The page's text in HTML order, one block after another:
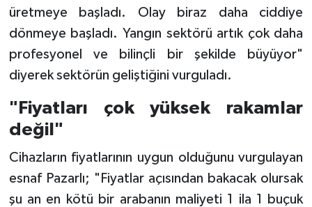
üretmeye başladı. Olay biraz daha ciddiye
dönmeye başladı. Yangın sektörü artık çok daha
profesyonel ve bilinçli bir şekilde büyüyor"
diyerek sektörün geliştiğini vurguladı.
"Fiyatları çok yüksek rakamlar
değil"
Cihazların fiyatlarının uygun olduğunu vurgulayan
esnaf Pazarlı; "Fiyatlar açısından bakacak olursak
şu an en kötü bir arabanın maliyeti 1 ila 1 buçuk